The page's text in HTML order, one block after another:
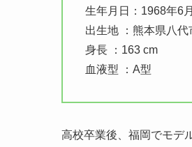
生年月日：1968年6
出生地 ：熊本県八代
身長 ：163 cm
血液型 ：A型
高校卒業後、福岡でモデ